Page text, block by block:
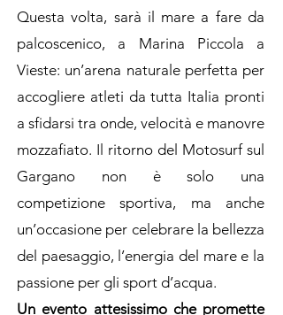
Questa volta, sarà il mare a fare da
palcoscenico, a Marina Piccola a
Vieste: un’arena naturale perfetta per
accogliere atleti da tutta Italia pronti
a sfidarsi tra onde, velocità e manovre
mozzafiato. Il ritorno del Motosurf sul
Gargano non è solo una
competizione sportiva, ma anche
un’occasione per celebrare la bellezza
del paesaggio, l’energia del mare e la
passione per gli sport d’acqua.
Un evento attesissimo che promette